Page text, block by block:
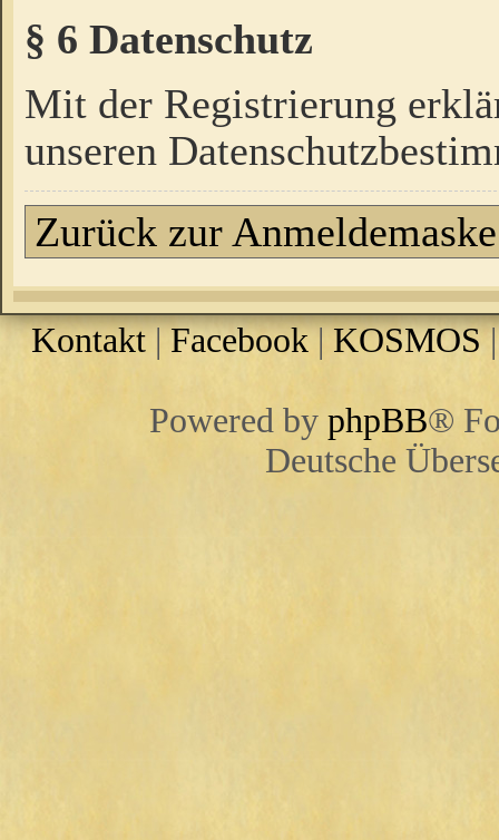
§ 6 Datenschutz
Mit der Registrierung
unseren
Zurück zur Anmeldemaske
Kontakt|Facebook|KOSMOS
Powered by phpBB®
Deutsche